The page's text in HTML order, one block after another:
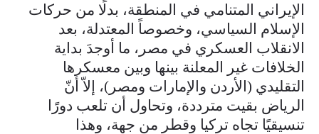
الإيراني المتنامي في المنطقة، بدلًا من حركات
الإسلام السياسي، وخصوصاً المعتدلة، بعد
الانقلاب العسكري في مصر، ما أوجدَ بداية
الخلافات غير المعلنة بينها وبين معسكرها
التقليدي (الأردن والإمارات ومصر)، إلاّ أنّ
الرياض بقيت مترددة، وتحاول أن تلعب دورًا
تنسيقيًا تجاه تركيا وقطر من جهة، وهذا